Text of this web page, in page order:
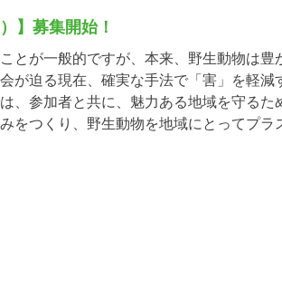
】募集開始！
とが一般的ですが、本来、野生動物は
が迫る現在、確実な手法で「害」を軽減
、参加者と共に、魅力ある地域を守るた
をつくり、野生動物を地域にとってプ